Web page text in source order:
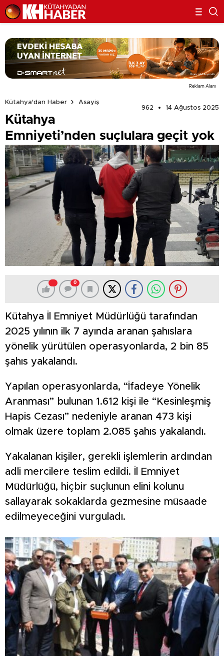
Reklam Alanı
Kütahya'dan Haber
Asayiş
962
14 Ağustos 2025
Kütahya
Emniyeti’nden suçlulara geçit yok
0
Kütahya İl Emniyet Müdürlüğü tarafından
2025 yılının ilk 7 ayında aranan şahıslara
yönelik yürütülen operasyonlarda, 2 bin 85
şahıs yakalandı.
Yapılan operasyonlarda, “İfadeye Yönelik
Aranması” bulunan 1.612 kişi ile “Kesinleşmiş
Hapis Cezası” nedeniyle aranan 473 kişi
olmak üzere toplam 2.085 şahıs yakalandı.
Yakalanan kişiler, gerekli işlemlerin ardından
adli mercilere teslim edildi. İl Emniyet
Müdürlüğü, hiçbir suçlunun elini kolunu
sallayarak sokaklarda gezmesine müsaade
edilmeyeceğini vurguladı.